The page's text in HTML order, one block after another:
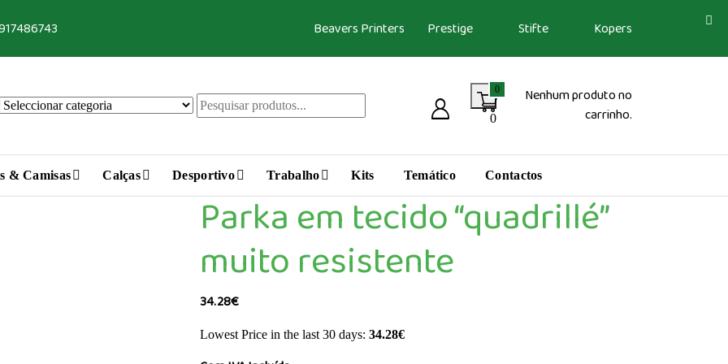
Beavers Printers Prestige Stifte Kopers
0
0
Nenhum produto no
carrinho.
& Camisas Calças Desportivo Trabalho Kits Temático Contactos
Parka em tecido “quadrillé”
muito resistente
34.28€
Lowest Price in the last 30 days:34.28€